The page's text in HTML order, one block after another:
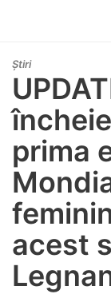
Știri
prima
acest